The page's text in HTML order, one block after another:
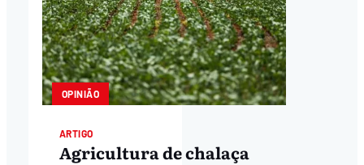
OPINIÃO
ARTIGO
Agricultura de chalaça